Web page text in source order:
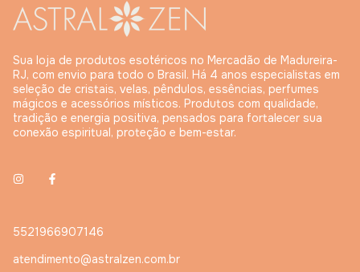
Sua loja de produtos esotéricos no Mercadão de Madureira-
RJ, com envio para todo o Brasil. Há 4 anos especialistas em
seleção de cristais, velas, pêndulos, essências, perfumes
mágicos e acessórios místicos. Produtos com qualidade,
tradição e energia positiva, pensados para fortalecer sua
conexão espiritual, proteção e bem-estar.
5521966907146
atendimento@astralzen.com.br